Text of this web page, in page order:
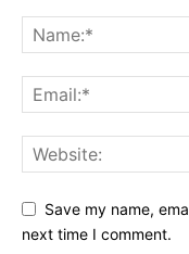
Save my name,
next time I comment.